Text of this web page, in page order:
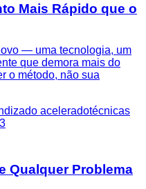
Mais Rápido que o
— uma tecnologia, um
que demora mais do
o método, não sua
aceleradotécnicas
3
Qualquer Problema